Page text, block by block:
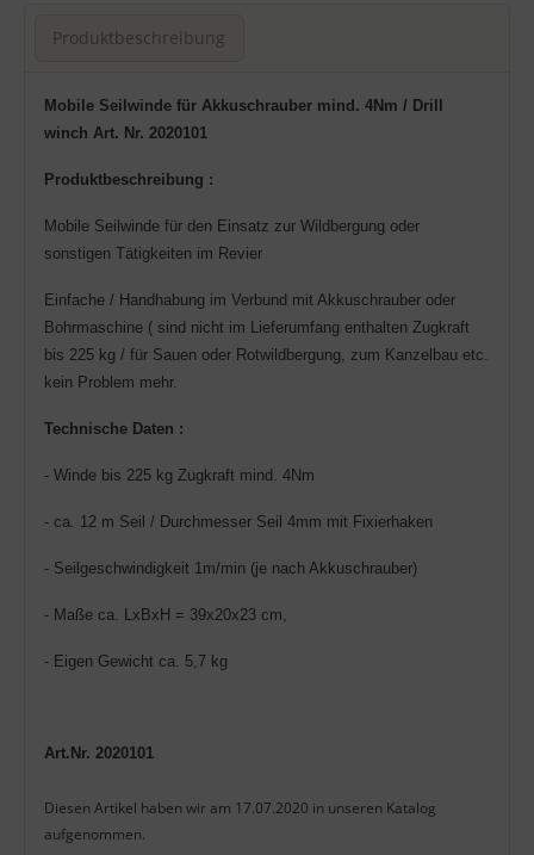
Produktbeschreibung
Produktbeschreibung
Mobile Seilwinde für Akkuschrauber mind. 4Nm / Drill
winch Art. Nr. 2020101
Produktbeschreibung :
Mobile Seilwinde für den Einsatz zur Wildbergung oder
sonstigen Tätigkeiten im Revier
Einfache / Handhabung im Verbund mit Akkuschrauber oder
Bohrmaschine ( sind nicht im Lieferumfang enthalten Zugkraft
bis 225 kg / für Sauen oder Rotwildbergung, zum Kanzelbau etc.
kein Problem mehr.
Technische Daten :
- Winde bis 225 kg Zugkraft mind. 4Nm
- ca. 12 m Seil / Durchmesser Seil 4mm mit Fixierhaken
- Seilgeschwindigkeit 1m/min (je nach Akkuschrauber)
- Maße ca. LxBxH = 39x20x23 cm,
- Eigen Gewicht ca. 5,7 kg
Art. Nr. 2020101
Diesen Artikel haben wir am 17.07.2020 in unseren Katalog
aufgenommen.